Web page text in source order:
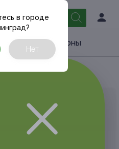
РестоКупоны
в городе
?
Нет
Эпиляция
ЗАВЕРШЕНА.
акции быстро